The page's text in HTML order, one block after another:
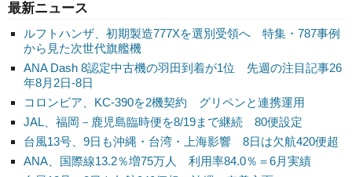
最新ニュース
ルフトハンザ、初期製造777Xを選別受領へ 特集・787事例
から見た次世代旗艦機
ANA Dash 8認定中古機の羽田到着が1位 先週の注目記事26
年8月2日-8日
コロンビア、KC-390を2機契約 グリペンと連携運用
JAL、福岡－鹿児島臨時便を8/19まで継続 80便設定
台風13号、9日も沖縄・台湾・上海影響 8日は欠航420便超
ANA、国際線13.2％増75万人 利用率84.0％＝6月実績